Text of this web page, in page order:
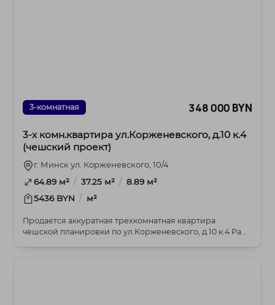
3-комнатная 348 000 BYN
3-х комн.квартира ул.Корженевского, д.10 к.4
(чешский проект)
г. Минск ул. Корженевского, 10/4
64.89 м² / 37.25 м² / 8.89 м²
5436 BYN / м²
Продается аккуратная трехкомнатная квартира
чешской планировки по ул.Корженевского, д.10 к.4 Ра...